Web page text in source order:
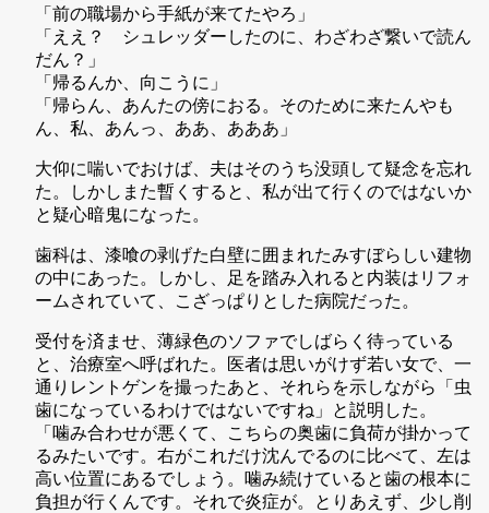
「前の職場から手紙が来てたやろ」
「ええ？ シュレッダーしたのに、わざわざ繋いで読ん
だん？」
「帰るんか、向こうに」
「帰らん、あんたの傍におる。そのために来たんやも
ん、私、あんっ、ああ、あああ」
大仰に喘いでおけば、夫はそのうち没頭して疑念を忘れ
た。しかしまた暫くすると、私が出て行くのではないか
と疑心暗鬼になった。
歯科は、漆喰の剥げた白壁に囲まれたみすぼらしい建物
の中にあった。しかし、足を踏み入れると内装はリフォ
ームされていて、こざっぱりとした病院だった。
受付を済ませ、薄緑色のソファでしばらく待っている
と、治療室へ呼ばれた。医者は思いがけず若い女で、一
通りレントゲンを撮ったあと、それらを示しながら「虫
歯になっているわけではないですね」と説明した。
「噛み合わせが悪くて、こちらの奥歯に負荷が掛かって
るみたいです。右がこれだけ沈んでるのに比べて、左は
高い位置にあるでしょう。噛み続けていると歯の根本に
負担が行くんです。それで炎症が。とりあえず、少し削